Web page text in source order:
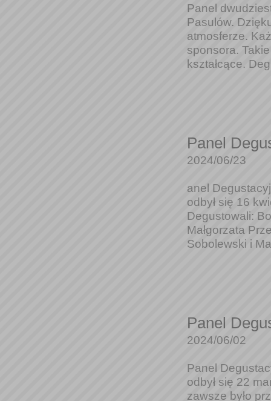
Panel
Pasulów.
atmosferze.
sponsora.
kształcące.
Panel
2024/06/23
anel
odbył się 16
Degustowali:
Małgorzata
Sobolewski i
Panel
2024/06/02
Panel
odbył się 22
zawsze było